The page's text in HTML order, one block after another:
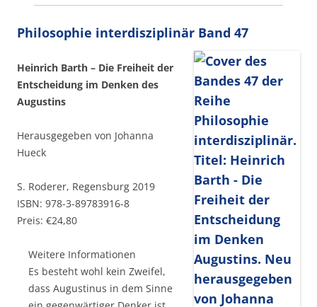
Philosophie interdisziplinär Band 47
Heinrich Barth – Die Freiheit der
Entscheidung im Denken des
Augustins
Herausgegeben von Johanna
Hueck
S. Roderer, Regensburg 2019
ISBN: 978-3-89783916-8
Preis: €24,80
Weitere Informationen
Es besteht wohl kein Zweifel,
dass Augustinus in dem Sinne